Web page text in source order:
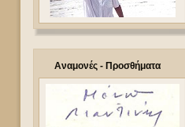
Αναμονές - Προσθήματα